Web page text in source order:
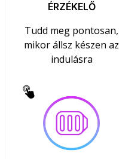
ÉRZÉKELŐ
Tudd meg pontosan,
mikor állsz készen az
indulásra